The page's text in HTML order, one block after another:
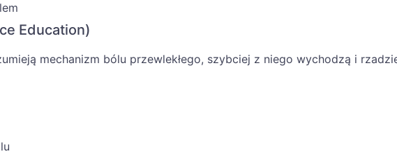
Education)
mechanizm bólu przewlekłego, szybciej z niego wychodzą i